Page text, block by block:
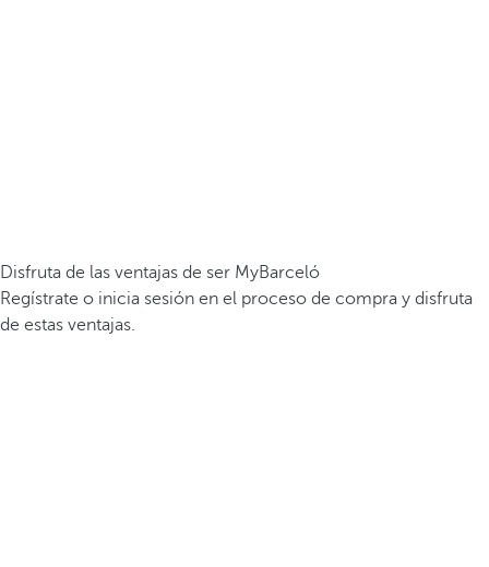
Disfruta de las ventajas de ser MyBarceló
Regístrate o inicia sesión en el proceso de compra y disfruta
de estas ventajas.